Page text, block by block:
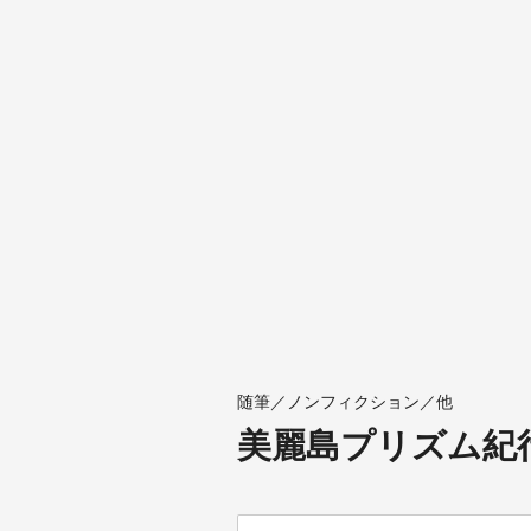
随筆／ノンフィクション／他
美麗島プリズム紀